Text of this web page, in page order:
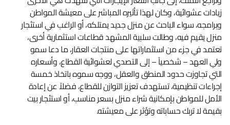
زيادات عشوائية، وكان لهذا تأثيره المباشر على معيشة المواطن
وبرامجه، سواء الباحث عن منزل جديد يمتلكه، أو الراغب في استئجار
منزل يقيم فيه، وطالت سلبية المشهد قطاعات استثمارية أخرى،
تعتمد في جزء من استثماراتها على منتجات العقار، ما دعا سمو
ولي العهد – شخصياً – إلى التصدي لعشوائية القطاع، وأسعاره
التي تجاوزت حدود المنطق والعقل، ووجه سموه باتخاذ خمسة
إجراءات تنظيمية، تستهدف تعزيز التوازن للقطاع، فضلاً عن إعادة
الأمل للمواطن بإمكانية شراء منزل بسعر مناسب، أو استئجار بيت
بقيمة لا تربك حساباته وتؤثر على معيشته.